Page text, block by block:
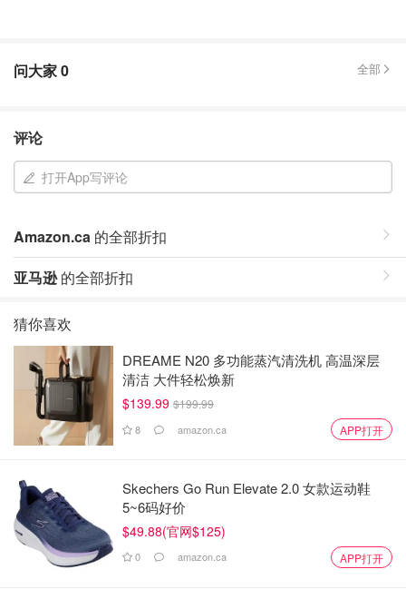
问大家0 全部
评论
打开App写评论
Amazon.ca 的全部折扣
亚马逊的全部折扣
猜你喜欢
DREAME N20 多功能蒸汽清洗机 高温深层
清洁 大件轻松焕新
$139.99 $199.99
8 amazon.ca APP打开
Skechers Go Run Elevate 2.0 女款运动鞋
5~6码好价
$49.88(官网$125)
0 amazon.ca APP打开